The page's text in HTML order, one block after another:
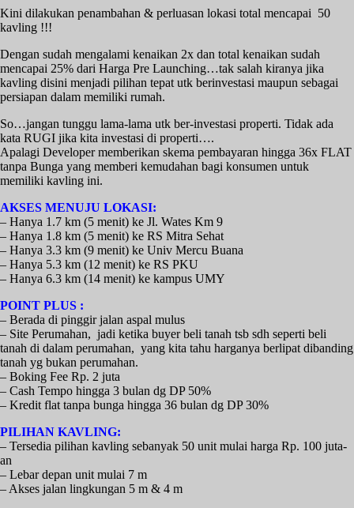
Kini dilakukan penambahan & perluasan lokasi total mencapai 50
kavling !!!
Dengan sudah mengalami kenaikan 2x dan total kenaikan sudah
mencapai 25% dari Harga Pre Launching…tak salah kiranya jika
kavling disini menjadi pilihan tepat utk berinvestasi maupun sebagai
persiapan dalam memiliki rumah.
So…jangan tunggu lama-lama utk ber-investasi properti. Tidak ada
kata RUGI jika kita investasi di properti….
Apalagi Developer memberikan skema pembayaran hingga 36x FLAT
tanpa Bunga yang memberi kemudahan bagi konsumen untuk
memiliki kavling ini.
AKSES MENUJU LOKASI:
– Hanya 1.7 km (5 menit) ke Jl. Wates Km 9
– Hanya 1.8 km (5 menit) ke RS Mitra Sehat
– Hanya 3.3 km (9 menit) ke Univ Mercu Buana
– Hanya 5.3 km (12 menit) ke RS PKU
– Hanya 6.3 km (14 menit) ke kampus UMY
POINT PLUS :
– Berada di pinggir jalan aspal mulus
– Site Perumahan, jadi ketika buyer beli tanah tsb sdh seperti beli
tanah di dalam perumahan, yang kita tahu harganya berlipat dibanding
tanah yg bukan perumahan.
– Boking Fee Rp. 2 juta
– Cash Tempo hingga 3 bulan dg DP 50%
– Kredit flat tanpa bunga hingga 36 bulan dg DP 30%
PILIHAN KAVLING:
– Tersedia pilihan kavling sebanyak 50 unit mulai harga Rp. 100 juta-
an
– Lebar depan unit mulai 7 m
– Akses jalan lingkungan 5 m & 4 m